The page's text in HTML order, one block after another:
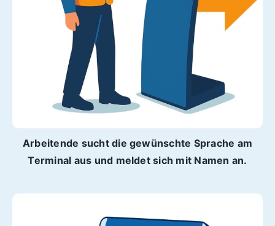
Arbeitende sucht die gewünschte Sprache am
Terminal aus und meldet sich mit Namen an.